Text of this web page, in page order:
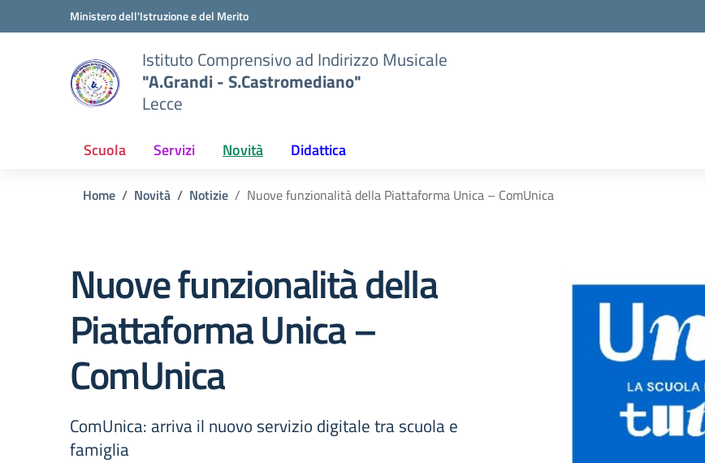
Vai ai contenuti
Vai al menu di navigazioneMinistero dell'Istruzione e del Merito
Istituto Comprensivo ad Indirizzo Musicale
"A.Grandi - S.Castromediano"
Lecce
Scuola Servizi Novità Didattica
Home Novità Notizie Nuove funzionalità della Piattaforma Unica – ComUnica
Nuove funzionalità della
Piattaforma Unica –
ComUnica
ComUnica: arriva il nuovo servizio digitale tra scuola e
famiglia